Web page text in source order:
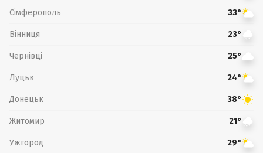
Сімферополь 33°
Вінниця 23°
Чернівці 25°
Луцьк 24°
Донецьк 38°
Житомир 21°
Ужгород 29°